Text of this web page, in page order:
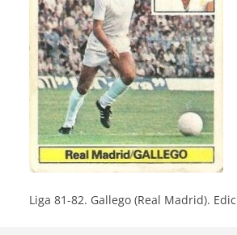
Liga 81-82. Gallego (Real Madrid).